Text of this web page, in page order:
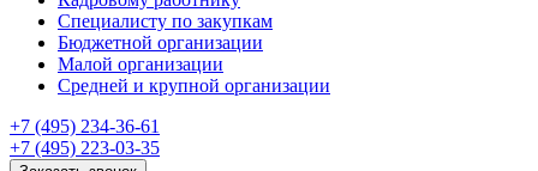
Специалисту по закупкам
Бюджетной организации
Малой организации
Средней и крупной организации
+7 (495) 234-36-61
+7 (495) 223-03-35